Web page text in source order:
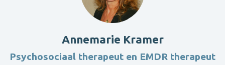
Annemarie Kramer
Psychosociaal therapeut en EMDR therapeut